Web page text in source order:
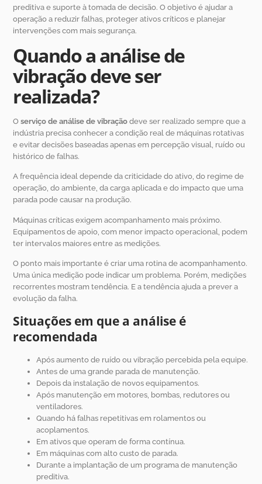
preditiva e suporte à tomada de decisão. O objetivo é ajudar a
operação a reduzir falhas, proteger ativos críticos e planejar
intervenções com mais segurança.
Quando a análise de
vibração deve ser
realizada?
Oserviço de análise de vibração deve ser realizado sempre que a
indústria precisa conhecer a condição real de máquinas rotativas
e evitar decisões baseadas apenas em percepção visual, ruído ou
histórico de falhas.
A frequência ideal depende da criticidade do ativo, do regime de
operação, do ambiente, da carga aplicada e do impacto que uma
parada pode causar na produção.
Máquinas críticas exigem acompanhamento mais próximo.
Equipamentos de apoio, com menor impacto operacional, podem
ter intervalos maiores entre as medições.
O ponto mais importante é criar uma rotina de acompanhamento.
Uma única medição pode indicar um problema. Porém, medições
recorrentes mostram tendência. E a tendência ajuda a prever a
evolução da falha.
Situações em que a análise é
recomendada
Após aumento de ruído ou vibração percebida pela equipe.
Antes de uma grande parada de manutenção.
Depois da instalação de novos equipamentos.
Após manutenção em motores, bombas, redutores ou
ventiladores.
Quando há falhas repetitivas em rolamentos ou
acoplamentos.
Em ativos que operam de forma contínua.
Em máquinas com alto custo de parada.
Durante a implantação de um programa de manutenção
preditiva.